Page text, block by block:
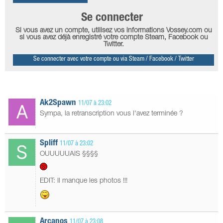
Se connecter
Si vous avez un compte, utilisez vos informations Vossey.com ou
si vous avez déjà enregistré votre compte Steam, Facebook ou
Twitter.
Se connecter avec votre compte ou via Steam / Facebook / Twitter
Ak2Spawn 11/07 à 23:02
Sympa, la retranscription vous l'avez terminée ?
Spliff 11/07 à 23:02
OUUUUUAIS §§§§
EDIT: Il manque les photos !!!